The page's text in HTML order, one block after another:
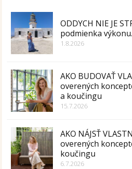
ODDYCH NIE JE
podmienka výkonu.
1.8.2026
AKO BUDOVAŤ
overených
a koučingu
15.7.2026
AKO NÁJSŤ
overených
koučingu
6.7.2026